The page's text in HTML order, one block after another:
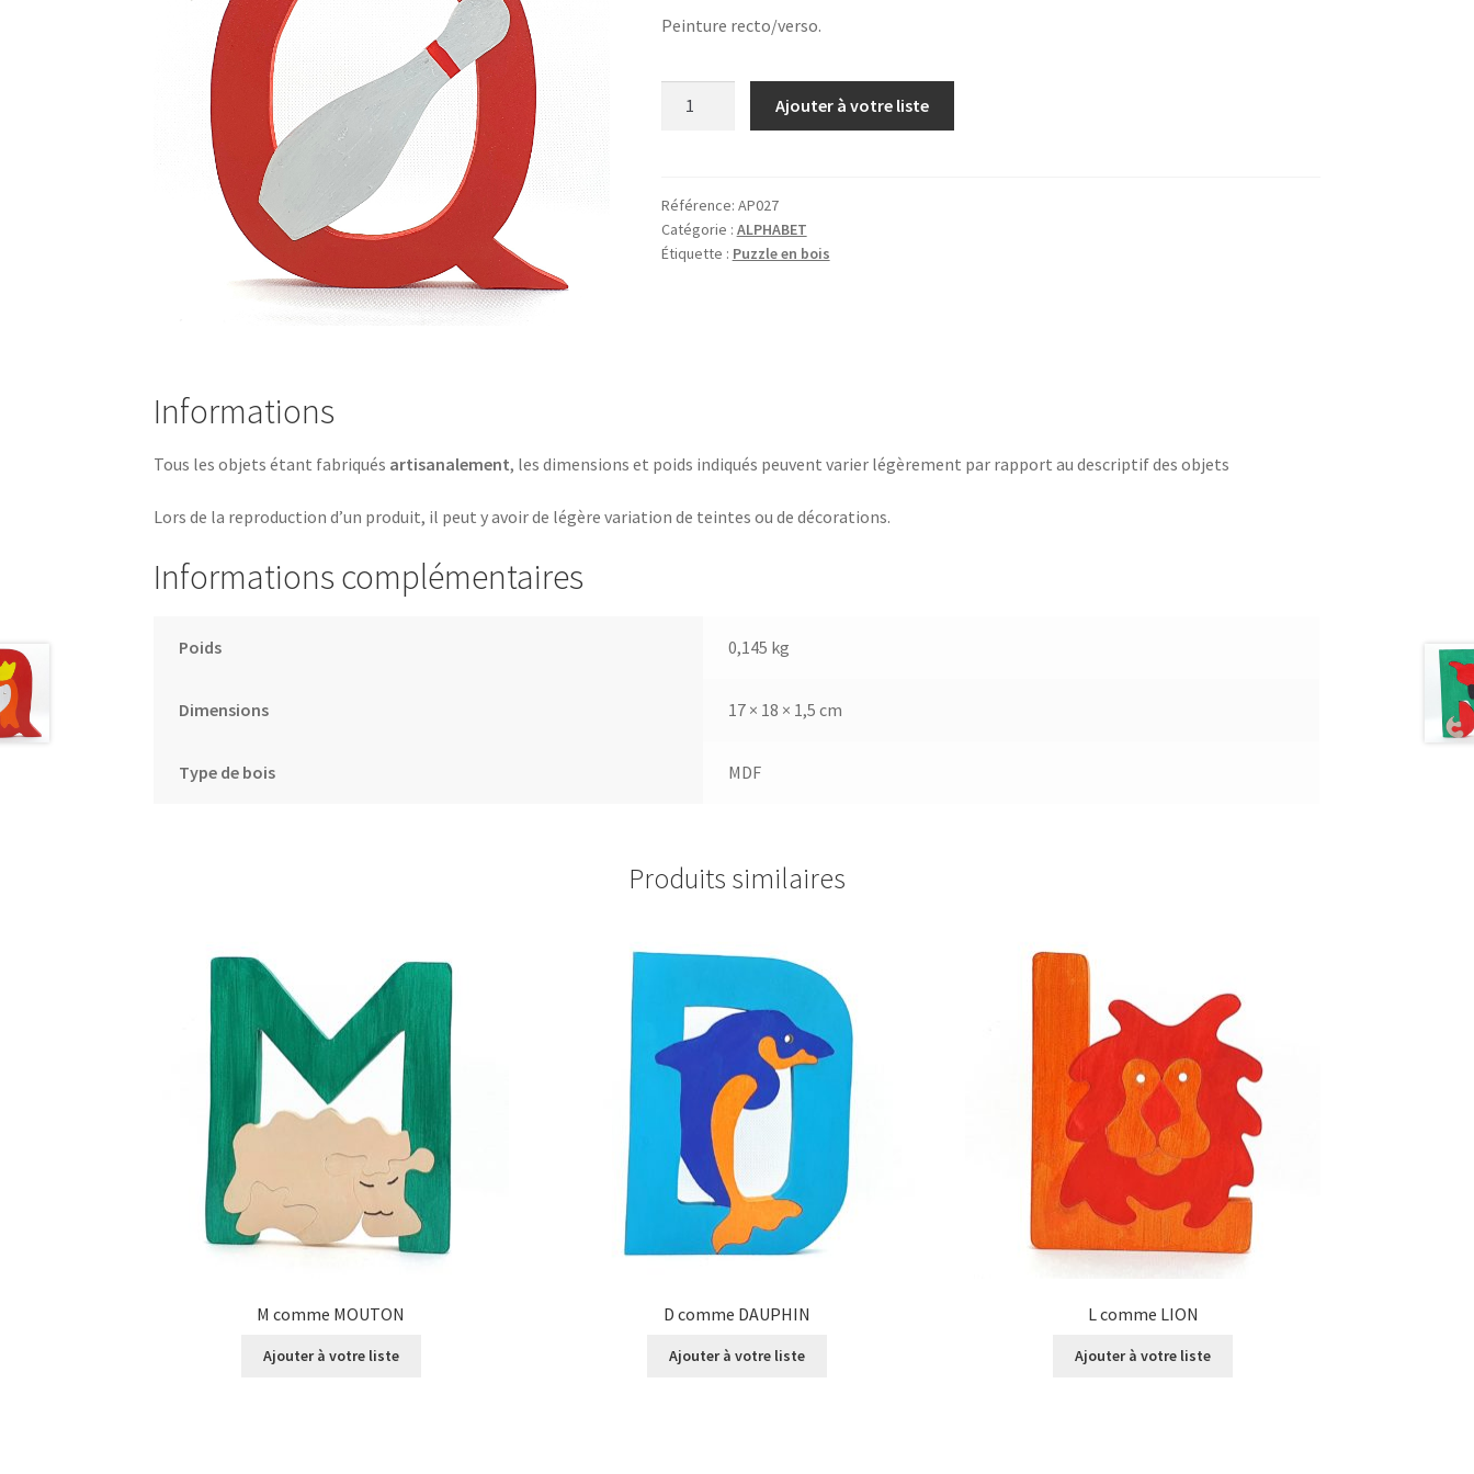
Peinture recto/verso.
QUILLE
Ajouter à votre liste
Référence: AP027
Catégorie : ALPHABET
Étiquette : Puzzle en bois
Informations
Tous les objets étant fabriqués artisanalement, les dimensions et poids indiqués peuvent varier légèrement par rapport au descriptif des objets
Lors de la reproduction d’un produit, il peut y avoir de légère variation de teintes ou de décorations.
Informations complémentaires
Poids 0,145 kg
Dimensions 17 × 18 × 1,5 cm
Type de bois MDF
Produits similaires
M comme MOUTON
Ajouter à votre liste
D comme DAUPHIN
Ajouter à votre liste
L comme LION
Ajouter à votre liste